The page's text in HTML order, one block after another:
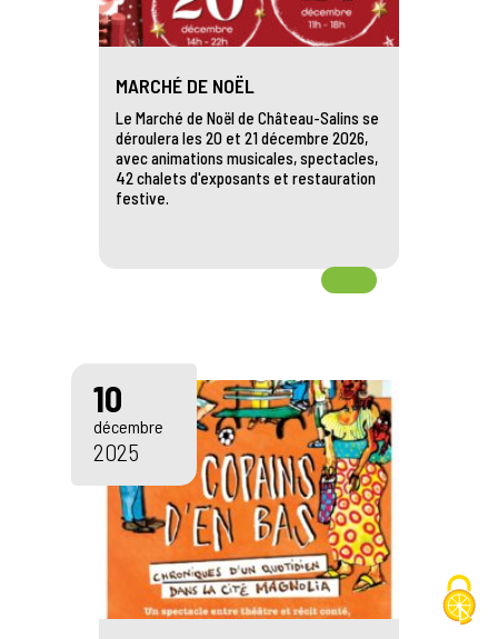
MARCHÉ DE NOËL
Le Marché de Noël de Château-Salins se
déroulera les 20 et 21 décembre 2026,
avec animations musicales, spectacles,
42 chalets d'exposants et restauration
festive.
10
décembre
2025